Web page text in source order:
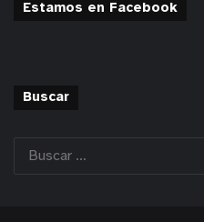
Estamos en Facebook
Buscar